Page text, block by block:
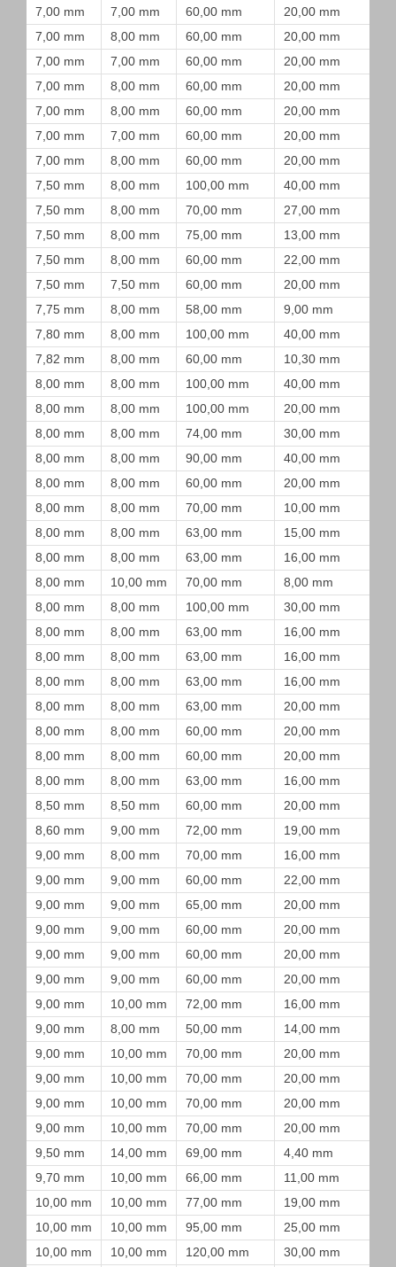
7,00 mm 7,00 mm 60,00 mm
20,00 mm
7,00 mm
8,00 mm 60,00 mm
20,00 mm
7,00 mm
7,00 mm 60,00 mm
20,00 mm
7,00 mm
8,00 mm 60,00 mm
20,00 mm
7,00 mm
8,00 mm 60,00 mm
20,00 mm
7,00 mm
7,00 mm 60,00 mm
20,00 mm
7,00 mm
8,00 mm 60,00 mm
20,00 mm
7,50 mm
8,00 mm 100,00 mm
40,00 mm
7,50 mm
8,00 mm 70,00 mm
27,00 mm
7,50 mm
8,00 mm 75,00 mm
13,00 mm
7,50 mm
8,00 mm 60,00 mm
22,00 mm
7,50 mm
7,50 mm 60,00 mm
20,00 mm
7,75 mm
8,00 mm 58,00 mm
9,00 mm
7,80 mm
8,00 mm 100,00 mm
40,00 mm
7,82 mm
8,00 mm 60,00 mm
10,30 mm
8,00 mm
8,00 mm 100,00 mm
40,00 mm
8,00 mm
8,00 mm 100,00 mm
20,00 mm
8,00 mm
8,00 mm 74,00 mm
30,00 mm
8,00 mm
8,00 mm 90,00 mm
40,00 mm
8,00 mm
8,00 mm 60,00 mm
20,00 mm
8,00 mm
8,00 mm 70,00 mm
10,00 mm
8,00 mm
8,00 mm 63,00 mm
15,00 mm
8,00 mm
8,00 mm 63,00 mm
16,00 mm
8,00 mm
10,00 mm 70,00 mm
8,00 mm
8,00 mm
8,00 mm 100,00 mm
30,00 mm
8,00 mm
8,00 mm 63,00 mm
16,00 mm
8,00 mm
8,00 mm 63,00 mm
16,00 mm
8,00 mm
8,00 mm 63,00 mm
16,00 mm
8,00 mm
8,00 mm 63,00 mm
20,00 mm
8,00 mm
8,00 mm 60,00 mm
20,00 mm
8,00 mm
8,00 mm 60,00 mm
20,00 mm
8,00 mm
8,00 mm 63,00 mm
16,00 mm
8,50 mm
8,50 mm 60,00 mm
20,00 mm
8,60 mm
9,00 mm 72,00 mm
19,00 mm
9,00 mm
8,00 mm 70,00 mm
16,00 mm
9,00 mm
9,00 mm 60,00 mm
22,00 mm
9,00 mm
9,00 mm 65,00 mm
20,00 mm
9,00 mm
9,00 mm 60,00 mm
20,00 mm
9,00 mm
9,00 mm 60,00 mm
20,00 mm
9,00 mm
9,00 mm 60,00 mm
20,00 mm
9,00 mm
10,00 mm 72,00 mm
16,00 mm
9,00 mm
8,00 mm 50,00 mm
14,00 mm
9,00 mm
10,00 mm 70,00 mm
20,00 mm
9,00 mm
10,00 mm 70,00 mm
20,00 mm
9,00 mm
10,00 mm 70,00 mm
20,00 mm
9,00 mm
10,00 mm 70,00 mm
20,00 mm
9,50 mm
14,00 mm 69,00 mm
4,40 mm
9,70 mm
10,00 mm 66,00 mm
11,00 mm
10,00 mm
10,00 mm 77,00 mm
19,00 mm
10,00 mm
10,00 mm 95,00 mm
25,00 mm
10,00 mm
10,00 mm 120,00 mm
30,00 mm